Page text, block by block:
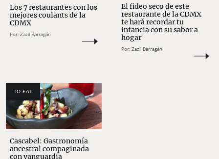
Los 7 restaurantes con los
mejores coulants de la
CDMX
Por: Zazil Barragán
El fideo seco de este
restaurante de la CDMX
te hará recordar tu
infancia con su sabor a
hogar
Por: Zazil Barragán
TO EAT
Cascabel: Gastronomía
ancestral compaginada
con vanguardia